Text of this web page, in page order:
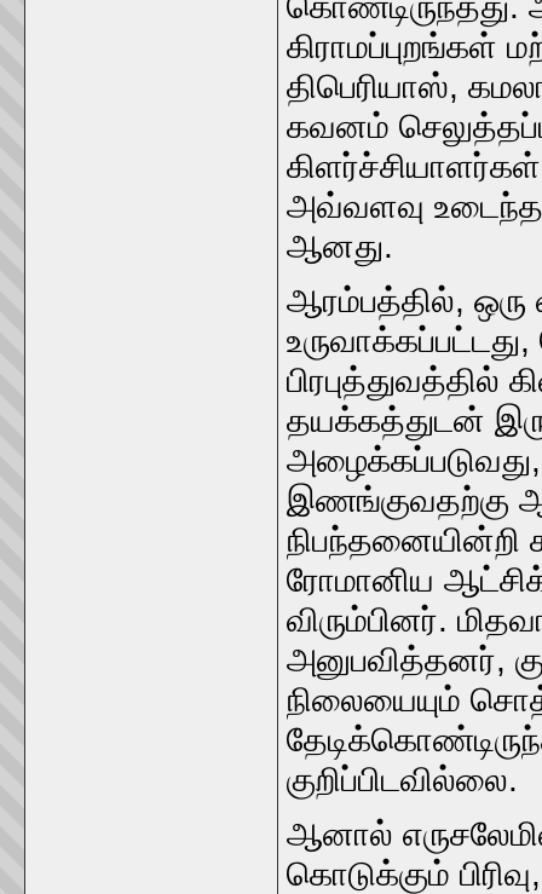
கிராமப்புறங்கள்
திபெரியாஸ்,
கவனம்
அவ்வளவு
ஆனது.
ஆரம்பத்தில்,
உருவாக்கப்பட்டது,
தயக்கத்துடன்
இணங்குவதற்கு
ரோமானிய
விரும்பினர்.
அனுபவித்தனர்,
நிலையையும்
குறிப்பிடவில்லை.
ஆனால்
கொடுக்கும்